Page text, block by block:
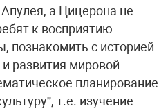
а Цицерона не
к восприятию
познакомить с историей
развития мировой
планирование
т.е. изучение